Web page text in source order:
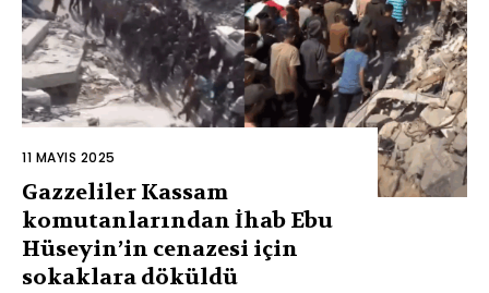
11 MAYIS 2025
Gazzeliler Kassam
komutanlarından İhab Ebu
Hüseyin’in cenazesi için
sokaklara döküldü